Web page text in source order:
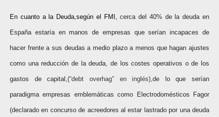
En cuanto a la Deuda,según el FMI,cerca del 40% de la deuda en
España estaría en manos de empresas que serían incapaces de
hacer frente a sus deudas a medio plazo a menos que hagan ajustes
como una reducción de la deuda, de los costes operativos o de los
gastos de capital,(“debt overhag” en inglés),de lo que serían
paradigma empresas emblemáticas como Electrodomésticos Fagor
(declarado en concurso de acreedores al estar lastrado por una deuda